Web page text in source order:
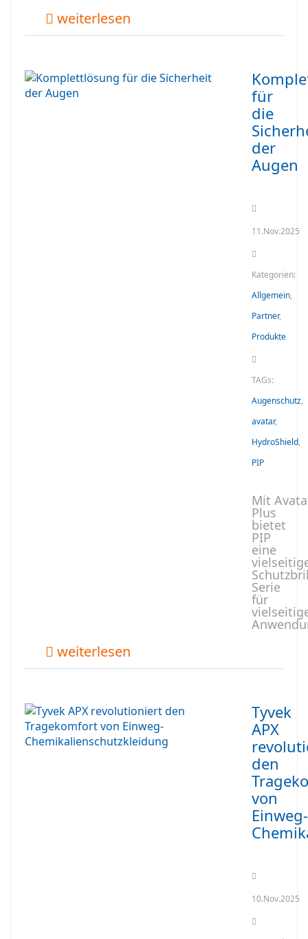
weiterlesen
für
die
der
Augen
11.Nov.2025
Kategorien:
Allgemein,
Partner,
Produkte
TAGs:
Augenschutz,
avatar,
HydroShield,
PIP
Mit
Plus
bietet
PIP
eine
Serie
für
weiterlesen
Tyvek
APX
den
von
Einweg-
10.Nov.2025